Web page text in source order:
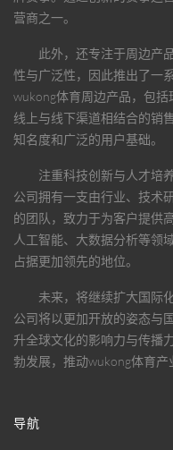
营商之一。
此外，还专注于周边产
性与广泛性，因此推出了一
wukong体育周边产品，包
线上与线下渠道相结合的销
知名度和广泛的用户基础。
注重科技创新与人才培
公司拥有一支由行业、技术
的团队，致力于为客户提供
人工智能、大数据分析等领
占据更加领先的地位。
未来，将继续扩大国际
公司将以更加开放的姿态与
升全球文化的影响力与传播
勃发展，推动wukong体育产
导航